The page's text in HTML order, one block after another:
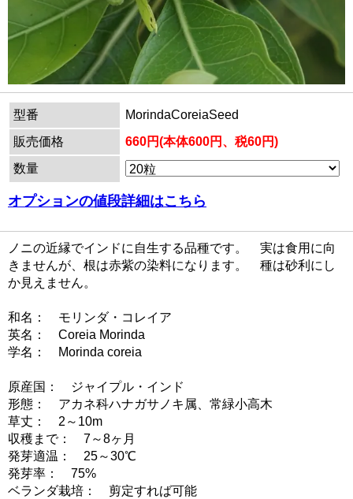
型番
MorindaCoreiaSeed
販売価格
660円(本体600円、税60円)
数量
オプションの値段詳細はこちら
ノニの近縁でインドに自生する品種です。 実は食用に向
きませんが、根は赤紫の染料になります。 種は砂利にし
か見えません。
和名： モリンダ・コレイア
英名： Coreia Morinda
学名： Morinda coreia
原産国： ジャイプル・インド
形態： アカネ科ハナガサノキ属、常緑小高木
草丈： 2～10m
収穫まで： 7～8ヶ月
発芽適温： 25～30℃
発芽率： 75%
ベランダ栽培： 剪定すれば可能